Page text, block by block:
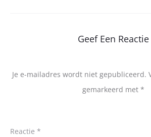
Geef Een Reactie
Je e-mailadres wordt niet gepubliceerd.
gemarkeerd met *
Reactie *